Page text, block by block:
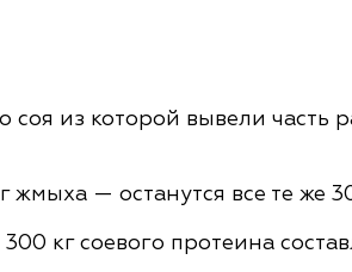
соя из которой вывели часть
жмыха — останутся все те же
300 кг соевого протеина